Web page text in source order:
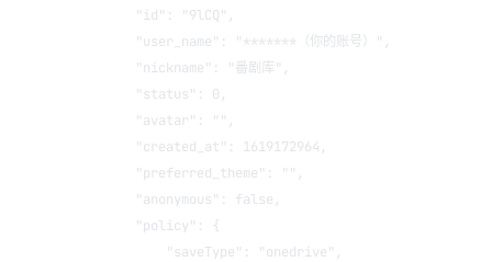
        "id": "9lCQ",
        "user_name": "*******（你的账号）",
        "nickname": "番剧库",
        "status": 0,
        "avatar": "",
        "created_at": 1619172964,
        "preferred_theme": "",
        "anonymous": false,
        "policy": {
            "saveType": "onedrive",